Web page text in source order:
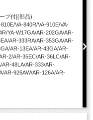
プ付](部品)
VA-840R/VA-910E/VA-
YA-W17GA/AR-202GA/AR-
AR-333RA/AR-353GA/AR-
AR-13EA/AR-43GA/AR-
2/AR-35EC/AR-36LC/AR-
AR-48LA/AR-333/AR-
AR-926AW/AR-126A/AR-